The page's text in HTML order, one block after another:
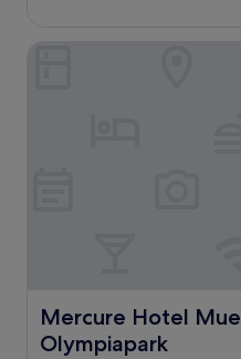
Bewertungen)
Mercure Hotel
Olympiapark
Mercure Hotel